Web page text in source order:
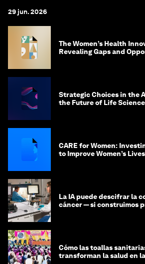
29 jun. 2026
The Women’s Health
Revealing Gaps and
Strategic Choices in the
the Future of Life
CARE for Women:
to Improve Women’s
La IA puede descifrar la
cáncer — si construimos
Cómo las toallas
transforman la salud en